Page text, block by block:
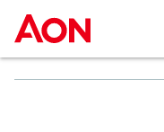
Home Service en
Polisvoorwaarden